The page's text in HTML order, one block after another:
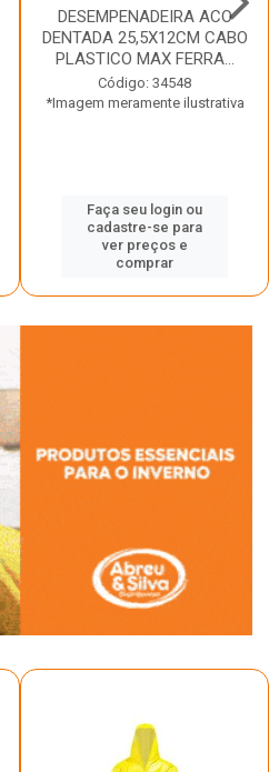
DESEMPENADEIRA ACO
DENTADA 25,5X12CM CABO
PLASTICO MAX FERRA...
Código: 34548
*Imagem meramente ilustrativa
Faça seu login ou
cadastre-se para
ver preços e
comprar